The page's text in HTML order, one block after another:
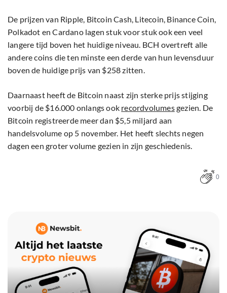
De prijzen van Ripple, Bitcoin Cash, Litecoin, Binance Coin,
Polkadot en Cardano lagen stuk voor stuk ook een veel
langere tijd boven het huidige niveau. BCH overtreft alle
andere coins die ten minste een derde van hun levensduur
boven de huidige prijs van $258 zitten.
Daarnaast heeft de Bitcoin naast zijn sterke prijs stijging
voorbij de $16.000 onlangs ook recordvolumesgezien. De
Bitcoin registreerde meer dan $5,5 miljard aan
handelsvolume op 5 november. Het heeft slechts negen
dagen een groter volume gezien in zijn geschiedenis.
0